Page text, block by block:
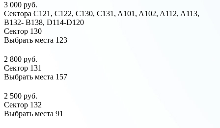
3 000 руб.
Сектора C121, C122, C130, C131, A101, A102, A112, A113,
B132- B138, D114-D120
Сектор 130
Выбрать места 123
2 800 руб.
Сектор 131
Выбрать места 157
2 500 руб.
Сектор 132
Выбрать места 91